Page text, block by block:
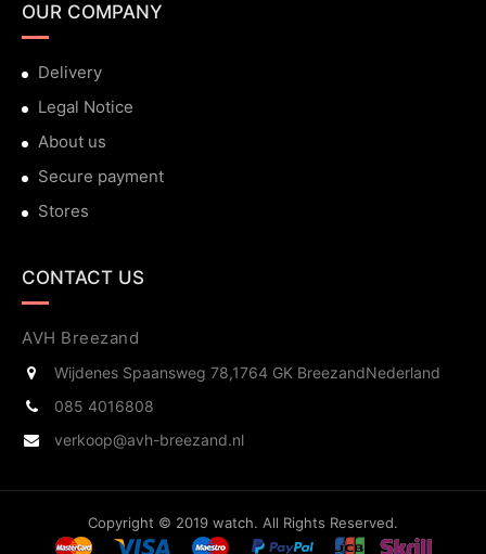
OUR COMPANY
Delivery
Legal Notice
About us
Secure payment
Stores
CONTACT US
AVH Breezand
Wijdenes Spaansweg 78,1764 GK BreezandNederland
085 4016808
verkoop@avh-breezand.nl
Copyright © 2019 watch. All Rights Reserved.